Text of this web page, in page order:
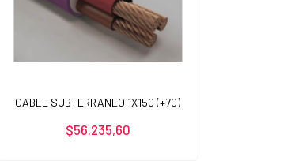
CABLE SUBTERRANEO 1X150 (+70)
$56.235,60